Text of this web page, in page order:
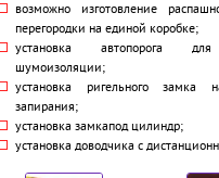
возможно изготовление
перегородки на единой коробке;
установка автопорога
шумоизоляции;
установка ригельного
запирания;
установка замкапод цилиндр;
установка доводчика с